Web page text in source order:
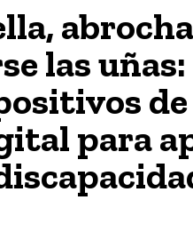
las uñas:
de
para